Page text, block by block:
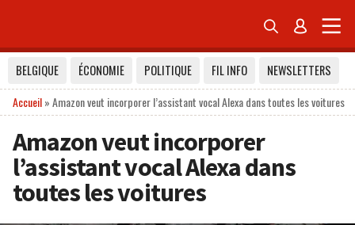
 
BELGIQUE ÉCONOMIE POLITIQUE FIL INFO
NEWSLETTERS
Accueil»Amazon veut incorporer l’assistant vocal Alexa dans toutes les voitures
Amazon veut incorporer
l’assistant vocal Alexa dans
toutes les voitures